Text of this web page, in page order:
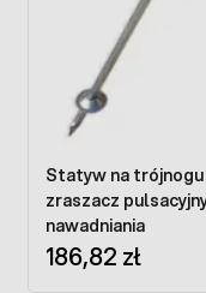
Statyw na
zraszacz
nawadniania
186,82 zł